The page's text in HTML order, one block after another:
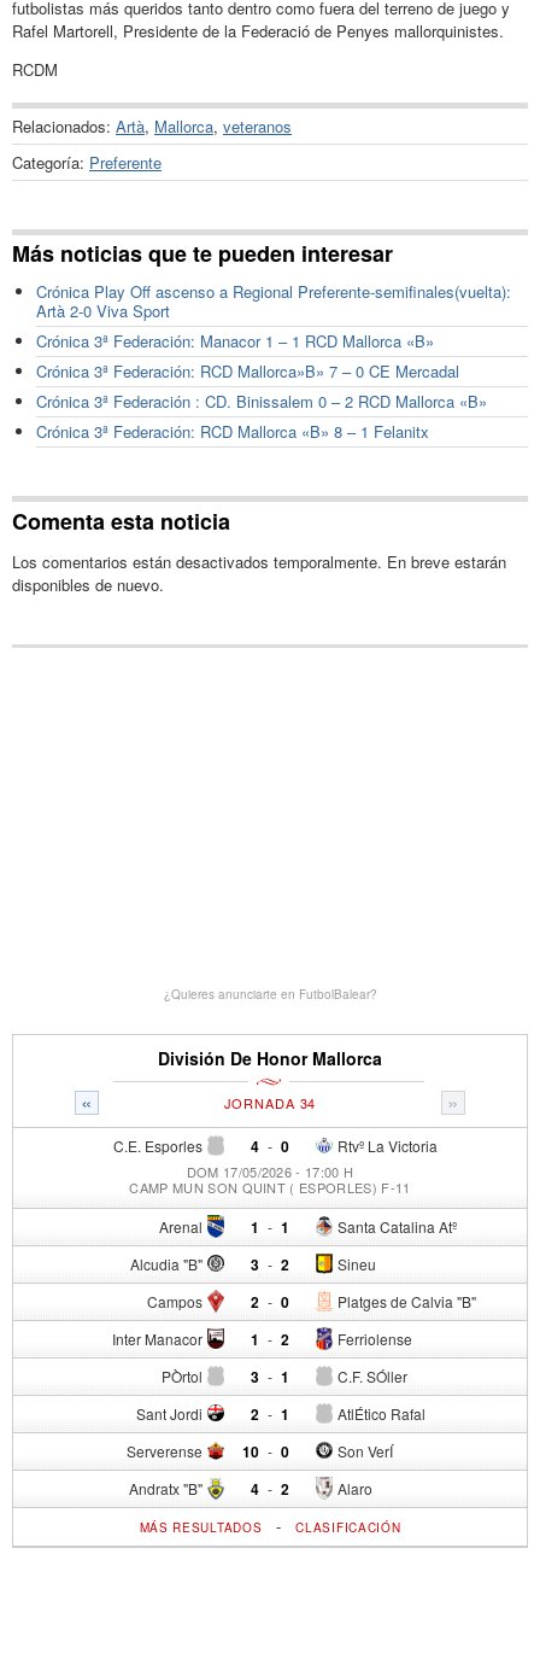
futbolistas más queridos tanto dentro como fuera del terreno de juego y
Rafel Martorell, Presidente de la Federació de Penyes mallorquinistes.
RCDM
Relacionados: Artà, Mallorca, veteranos
Categoría: Preferente
Más noticias que te pueden interesar
Crónica Play Off ascenso a Regional Preferente-semifinales(vuelta):
Artà 2-0 Viva Sport
Crónica 3ª Federación: Manacor 1 – 1 RCD Mallorca «B»
Crónica 3ª Federación: RCD Mallorca»B» 7 – 0 CE Mercadal
Crónica 3ª Federación : CD. Binissalem 0 – 2 RCD Mallorca «B»
Crónica 3ª Federación: RCD Mallorca «B» 8 – 1 Felanitx
Comenta esta noticia
Los comentarios están desactivados temporalmente. En breve estarán
disponibles de nuevo.
¿Quieres anunciarte en FutbolBalear?
División De Honor Mallorca
« »
JORNADA 34
C.E. Esporles 4 - Rtvº La Victoria
0
DOM 17/05/2026 - 17:00 H
CAMP MUN SON QUINT ( ESPORLES) F-11
Arenal 1 - Santa Catalina Atº
1
Alcudia "B" 3 - Sineu
2
Campos 2 - Platges de Calvia "B"
0
Inter Manacor 1 - Ferriolense
2
PÒrtol 3 - C.F. SÓller
1
Sant Jordi 2 - AtlÉtico Rafal
1
Serverense 10 - Son VerÍ
0
Andratx "B" 4 - Alaro
2
MÁS RESULTADOS -CLASIFICACIÓN